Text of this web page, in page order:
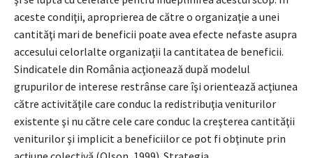
aceste condiţii, aproprierea de către o organizaţie a unei
cantităţi mari de beneficii poate avea efecte nefaste asupra
accesului celorlalte organizaţii la cantitatea de beneficii.
Sindicatele din România acţionează după modelul
grupurilor de interese restrânse care îşi orientează acţiunea
către activităţile care conduc la redistribuţia veniturilor
existente şi nu către cele care conduc la creşterea cantităţii
veniturilor şi implicit a beneficiilor ce pot fi obţinute prin